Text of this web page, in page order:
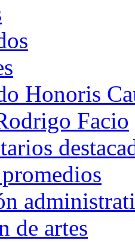
Honoris
Facio
de artes